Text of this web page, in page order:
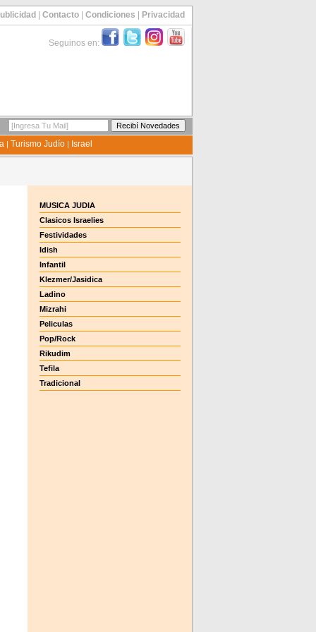
Contacto Condiciones Privacidad
Seguinos en:
| Turismo Judío | Israel
MUSICA JUDIA
Clasicos Israelies
Festividades
Idish
Infantil
Klezmer/Jasidica
Ladino
Mizrahi
Peliculas
Pop/Rock
Rikudim
Tefila
Tradicional